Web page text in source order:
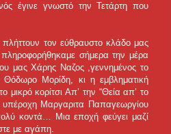
έγινε γνωστό την Τετάρτη που
τον εύθραυστο κλάδο μας
πληροφορήθηκαμε σήμερα την μέρα
μας Χάρης Ναζος ,γεννημένος το
Μορίδη, κι η εμβληματική
κορίτσι Απ’ την “Θεία απ’ το
Μαργαριτα Παπαγεωργίου
κοντά… Μια εποχή φεύγει μαζί
με αγάπη.